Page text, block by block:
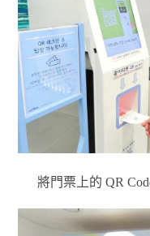
將門票上的 QR